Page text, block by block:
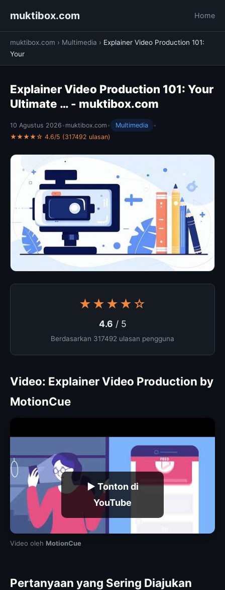
muktibox.com Home
muktibox.com › Multimedia › Explainer Video Production 101:
Your
Explainer Video Production 101: Your
Ultimate … - muktibox.com
10 Agustus 2026 • muktibox.com • Multimedia
•
★★★★☆ 4.6/5 (317492 ulasan)
★★★★☆
4.6 / 5
Berdasarkan 317492 ulasan pengguna
Video: Explainer Video Production by
MotionCue
▶ Tonton di
YouTube
Video oleh MotionCue
Pertanyaan yang Sering Diajukan